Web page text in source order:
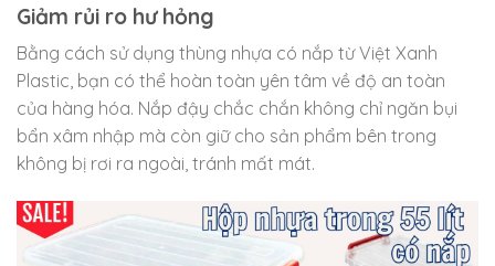
Giảm rủi ro hư hỏng
Bằng cách sử dụng thùng nhựa có nắp từ Việt Xanh
Plastic, bạn có thể hoàn toàn yên tâm về độ an toàn
của hàng hóa. Nắp đậy chắc chắn không chỉ ngăn bụi
bẩn xâm nhập mà còn giữ cho sản phẩm bên trong
không bị rơi ra ngoài, tránh mất mát.